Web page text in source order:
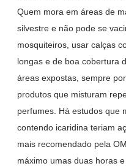
Quem mora em áreas de
silvestre e não pode se
mosquiteiros, usar calças
longas e de boa cobertura
áreas expostas, sempre
produtos que misturam
perfumes. Há estudos que
contendo icaridina teriam
mais recomendado pela
máximo umas duas horas